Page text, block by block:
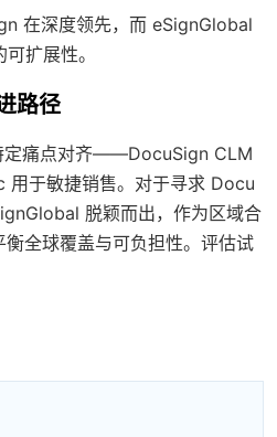
在深度领先，而 eSignGlobal
扩展性。
路径
定痛点对齐——DocuSign CLM
用于敏捷销售。对于寻求 Docu
脱颖而出，作为区域合
全球覆盖与可负担性。评估试